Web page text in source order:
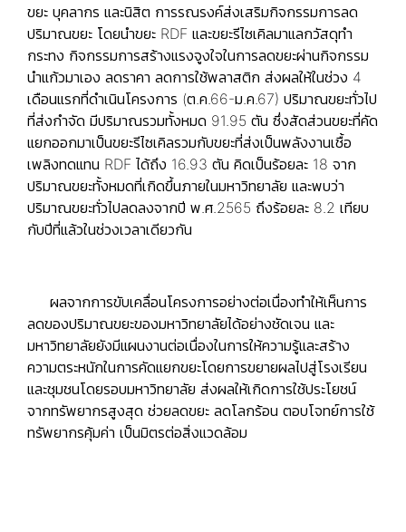
ขยะ บุคลากร และนิสิต การรณรงค์ส่งเสริมกิจกรรมการลด
ปริมาณขยะ โดยนำขยะ RDF และขยะรีไซเคิลมาแลกวัสดุทำ
กระทง กิจกรรมการสร้างแรงจูงใจในการลดขยะผ่านกิจกรรม
นำแก้วมาเอง ลดราคา ลดการใช้พลาสติก ส่งผลให้ในช่วง 4
เดือนแรกที่ดำเนินโครงการ (ต.ค.66-ม.ค.67) ปริมาณขยะทั่วไป
ที่ส่งกำจัด มีปริมาณรวมทั้งหมด 91.95 ตัน ซึ่งสัดส่วนขยะที่คัด
แยกออกมาเป็นขยะรีไซเคิลรวมกับขยะที่ส่งเป็นพลังงานเชื้อ
เพลิงทดแทน RDF ได้ถึง 16.93 ตัน คิดเป็นร้อยละ 18 จาก
ปริมาณขยะทั้งหมดที่เกิดขึ้นภายในมหาวิทยาลัย และพบว่า
ปริมาณขยะทั่วไปลดลงจากปี พ.ศ.2565 ถึงร้อยละ 8.2 เทียบ
กับปีที่แล้วในช่วงเวลาเดียวกัน
ผลจากการขับเคลื่อนโครงการอย่างต่อเนื่องทำให้เห็นการ
ลดของปริมาณขยะของมหาวิทยาลัยได้อย่างชัดเจน และ
มหาวิทยาลัยยังมีแผนงานต่อเนื่องในการให้ความรู้และสร้าง
ความตระหนักในการคัดแยกขยะโดยการขยายผลไปสู่โรงเรียน
และชุมชนโดยรอบมหาวิทยาลัย ส่งผลให้เกิดการใช้ประโยชน์
จากทรัพยากรสูงสุด ช่วยลดขยะ ลดโลกร้อน ตอบโจทย์การใช้
ทรัพยากรคุ้มค่า เป็นมิตรต่อสิ่งแวดล้อม